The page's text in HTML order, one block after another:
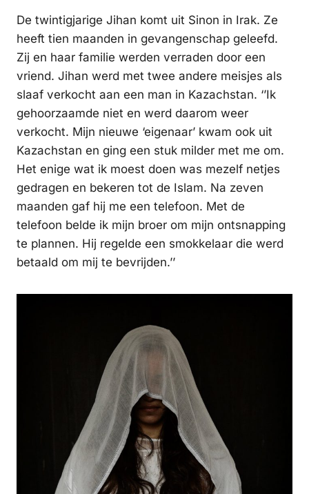
De twintigjarige Jihan komt uit Sinon in Irak. Ze
heeft tien maanden in gevangenschap geleefd.
Zij en haar familie werden verraden door een
vriend. Jihan werd met twee andere meisjes als
slaaf verkocht aan een man in Kazachstan. ‘’Ik
gehoorzaamde niet en werd daarom weer
verkocht. Mijn nieuwe ‘eigenaar’ kwam ook uit
Kazachstan en ging een stuk milder met me om.
Het enige wat ik moest doen was mezelf netjes
gedragen en bekeren tot de Islam. Na zeven
maanden gaf hij me een telefoon. Met de
telefoon belde ik mijn broer om mijn ontsnapping
te plannen. Hij regelde een smokkelaar die werd
betaald om mij te bevrijden.’’